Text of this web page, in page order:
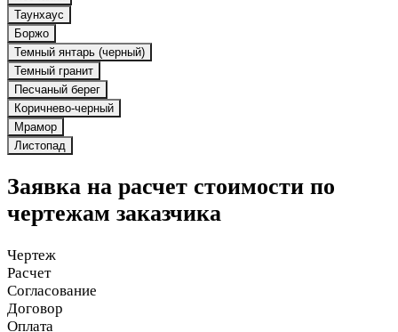
Таунхаус
Боржо
Темный янтарь (черный)
Темный гранит
Песчаный берег
Коричнево-черный
Мрамор
Листопад
Заявка на расчет стоимости по
чертежам заказчика
Чертеж
Расчет
Согласование
Договор
Оплата